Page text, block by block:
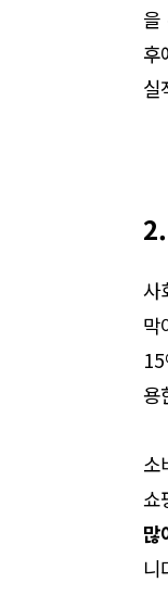
을
후
실
사
막
용
소
쇼
많
니